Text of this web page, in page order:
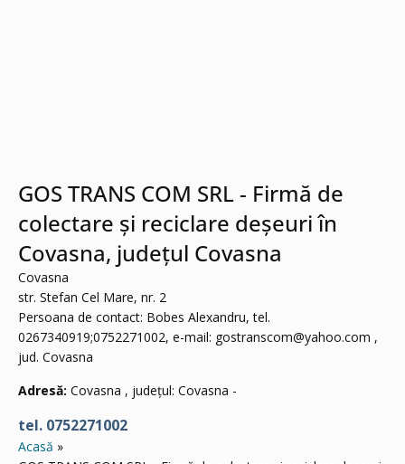
GOS TRANS COM SRL - Firmă de
colectare și reciclare deșeuri în
Covasna, județul Covasna
Covasna
str. Stefan Cel Mare, nr. 2
Persoana de contact: Bobes Alexandru, tel.
0267340919;0752271002, e-mail: gostranscom@yahoo.com ,
jud. Covasna
Adresă: Covasna , județul: Covasna -
tel. 0752271002
Acasă